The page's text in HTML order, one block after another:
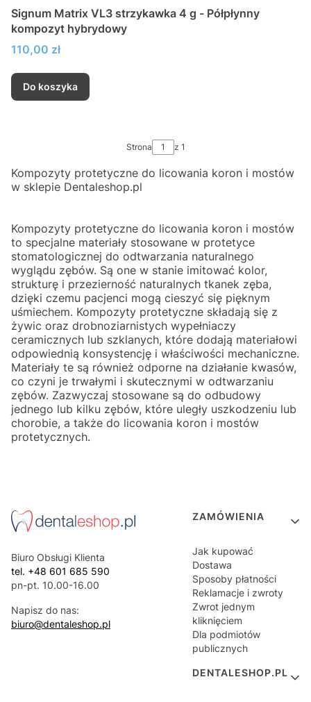
Signum Matrix VL3 strzykawka 4 g - Półpłynny
kompozyt hybrydowy
Cena
110,00 zł
Do koszyka
Strona z 1
Kompozyty protetyczne do licowania koron i mostów
w sklepie Dentaleshop.pl
Kompozyty protetyczne do licowania koron i mostów
to specjalne materiały stosowane w protetyce
stomatologicznej do odtwarzania naturalnego
wyglądu zębów. Są one w stanie imitować kolor,
strukturę i przezierność naturalnych tkanek zęba,
dzięki czemu pacjenci mogą cieszyć się pięknym
uśmiechem. Kompozyty protetyczne składają się z
żywic oraz drobnoziarnistych wypełniaczy
ceramicznych lub szklanych, które dodają materiałowi
odpowiednią konsystencję i właściwości mechaniczne.
Materiały te są również odporne na działanie kwasów,
co czyni je trwałymi i skutecznymi w odtwarzaniu
zębów. Zazwyczaj stosowane są do odbudowy
jednego lub kilku zębów, które uległy uszkodzeniu lub
chorobie, a także do licowania koron i mostów
protetycznych.
Biuro Obsługi Klienta
tel. +48 601 685 590
pn-pt. 10.00-16.00
Napisz do nas:
biuro@dentaleshop.pl
Linki w stopce
ZAMÓWIENIA
Jak kupować
Dostawa
Sposoby płatności
Reklamacje i zwroty
Zwrot jednym
kliknięciem
Dla podmiotów
publicznych
DENTALESHOP.PL